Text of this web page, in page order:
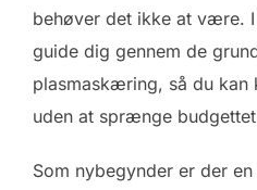
behøver det ikke at være.
guide dig gennem de
plasmaskæring, så du kan
uden at sprænge
Som nybegynder er der